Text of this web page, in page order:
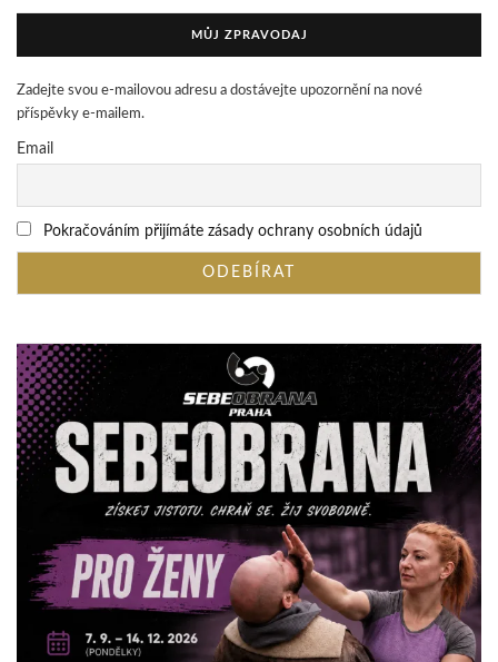
MŮJ ZPRAVODAJ
Zadejte svou e-mailovou adresu a dostávejte upozornění na nové
příspěvky e-mailem.
Email
Pokračováním přijímáte zásady ochrany osobních údajů